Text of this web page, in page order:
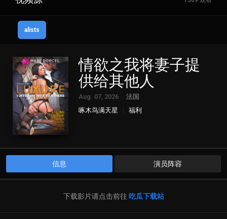
alists
情欲之我将妻子提
供给其他人
Aug. 07, 2026
法国
啄木鸟满天星
福利
信息 演员阵容
下载影片请点击前往 吃瓜下载站